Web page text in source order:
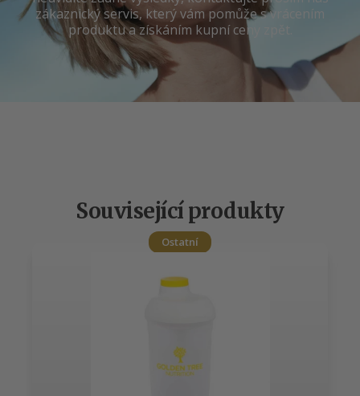
zákaznický servis, který vám pomůže s vrácením
produktu a získáním kupní ceny zpět.
Související produkty
Ostatní